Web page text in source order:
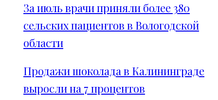
За июль врачи приняли более 380
сельских пациентов в Вологодской
области
Продажи шоколада в Калининграде
выросли на 7 процентов